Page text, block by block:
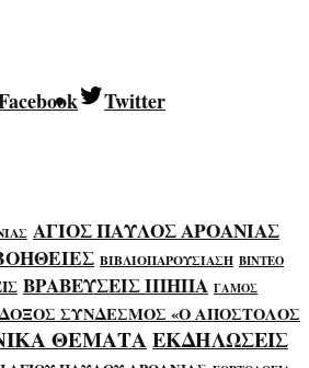
Twitter
ΑΓΙΟΣ ΠΑΥΛΟΣ ΑΡΟΑΝΙΑΣ
ΒΙΒΛΙΟΠΑΡΟΥΣΙΑΣΗ ΒΙΝΤΕΟ
ΒΡΑΒΕΥΣΕΙΣ ΙΠΗΠΑ ΓΑΜΟΣ
ΣΥΝΔΕΣΜΟΣ «Ο ΑΠΟΣΤΟΛΟΣ
ΘΕΜΑΤΑΕΚΔΗΛΩΣΕΙΣ